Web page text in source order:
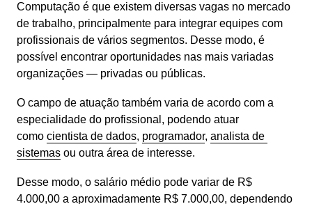
Computação é que existem diversas vagas no mercado
de trabalho, principalmente para integrar equipes com
profissionais de vários segmentos. Desse modo, é
possível encontrar oportunidades nas mais variadas
organizações — privadas ou públicas.
O campo de atuação também varia de acordo com a
especialidade do profissional, podendo atuar
como cientista de dados, programador, analista de
sistemas ou outra área de interesse.
Desse modo, o salário médio pode variar de R$
4.000,00 a aproximadamente R$ 7.000,00, dependendo